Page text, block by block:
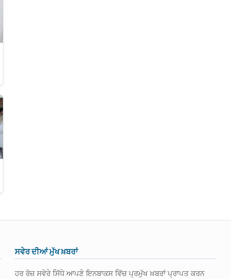
ਸਵੇਰ ਦੀਆਂ ਮੁੱਖ ਖ਼ਬਰਾਂ
ਹਰ ਰੋਜ਼ ਸਵੇਰੇ ਸਿੱਧੇ ਆਪਣੇ ਇਨਬਾਕਸ ਵਿੱਚ ਪ੍ਰਮੁੱਖ ਖ਼ਬਰਾਂ ਪ੍ਰਾਪਤ ਕਰਨ